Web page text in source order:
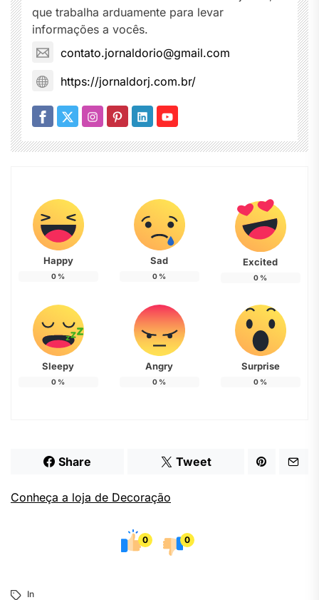
que trabalha arduamente para levar
informações a vocês.
contato.jornaldorio@gmail.com
https://jornaldorj.com.br/
Happy
0 %
Sad
0 %
Excited
0 %
Sleepy
0 %
Angry
0 %
Surprise
0 %
Share Tweet
Conheça a loja de Decoração
0 0
In